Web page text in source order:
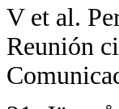
V et al.
Reunión